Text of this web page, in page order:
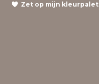
Zet op mijn kleurpalet